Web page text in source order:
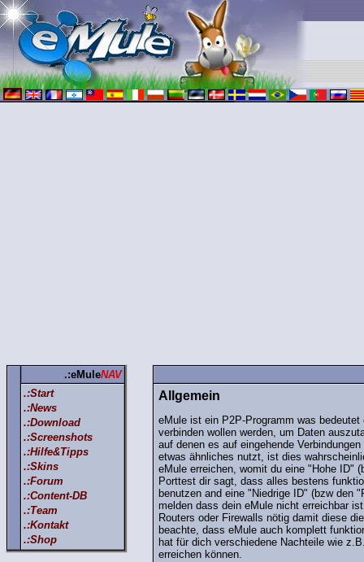
.:eMuleNAV
.:Start
.:News
.:Download
.:Screenshots
.:Hilfe&Tipps
.:Skins
.:Forum
.:Content-DB
.:Team
.:Kontakt
.:Shop
Allgemein
eMule ist ein P2P-Programm was
verbinden wollen werden, um Daten
auf denen es auf eingehende
etwas ähnliches nutzt, ist dies
eMule erreichen, womit du eine "Hohe ID"
Porttest dir sagt, dass alles bestens
benutzen and eine "Niedrige ID" (bzw den
melden dass dein eMule nicht erreichbar
Routers oder Firewalls nötig damit diese
beachte, dass eMule auch komplett
hat für dich verschiedene Nachteile wie
erreichen können.